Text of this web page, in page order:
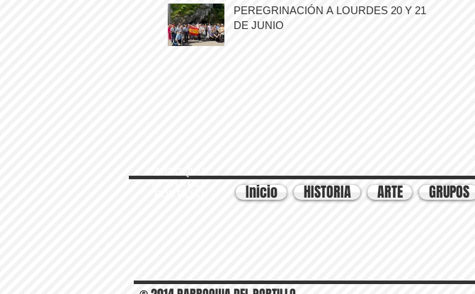
PEREGRINACIÓN A LOURDES 20 Y 21
DE JUNIO
Nª SRA DEL
Inicio HISTORIA ARTE GRUPOS